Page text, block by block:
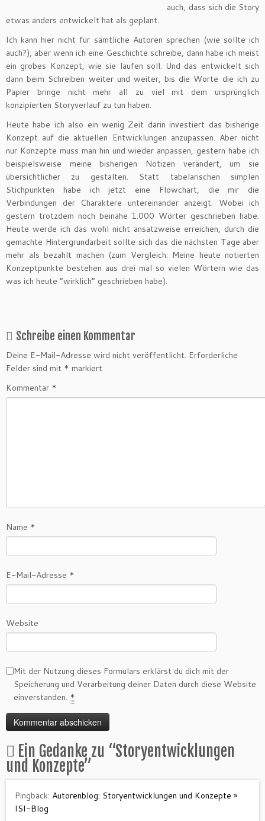
auch, dass sich die Story
etwas anders entwickelt hat als geplant.
Ich kann hier nicht für sämtliche Autoren sprechen (wie sollte ich
auch?), aber wenn ich eine Geschichte schreibe, dann habe ich meist
ein grobes Konzept, wie sie laufen soll. Und das entwickelt sich
dann beim Schreiben weiter und weiter, bis die Worte die ich zu
Papier bringe nicht mehr all zu viel mit dem ursprünglich
konzipierten Storyverlauf zu tun haben.
Heute habe ich also ein wenig Zeit darin investiert das bisherige
Konzept auf die aktuellen Entwicklungen anzupassen. Aber nicht
nur Konzepte muss man hin und wieder anpassen, gestern habe ich
beispielsweise meine bisherigen Notizen verändert, um sie
übersichtlicher zu gestalten. Statt tabelarischen simplen
Stichpunkten habe ich jetzt eine Flowchart, die mir die
Verbindungen der Charaktere untereinander anzeigt. Wobei ich
gestern trotzdem noch beinahe 1.000 Wörter geschrieben habe.
Heute werde ich das wohl nicht ansatzweise erreichen, durch die
gemachte Hintergrundarbeit sollte sich das die nächsten Tage aber
mehr als bezahlt machen (zum Vergleich: Meine heute notierten
Konzeptpunkte bestehen aus drei mal so vielen Wörtern wie das
was ich heute “wirklich” geschrieben habe).
Schreibe einen Kommentar
Deine E-Mail-Adresse wird nicht veröffentlicht. Erforderliche
Felder sind mit * markiert
Kommentar *
Name *
E-Mail-Adresse *
Website
Mit der Nutzung dieses Formulars erklärst du dich mit der
Speicherung und Verarbeitung deiner Daten durch diese Website
einverstanden. *
Ein Gedanke zu “Storyentwicklungen
und Konzepte”
Pingback: Autorenblog: Storyentwicklungen und Konzepte »
ISI-Blog